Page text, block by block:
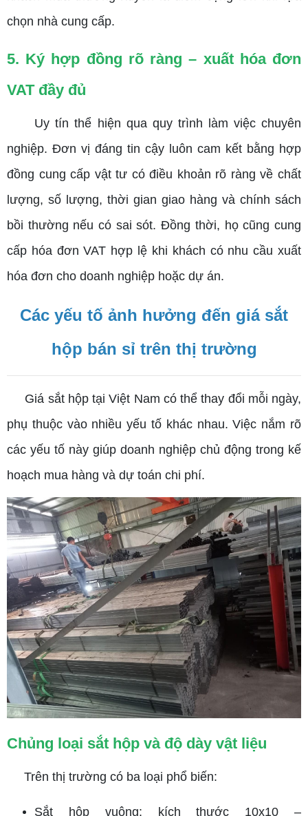
chọn nhà cung cấp.
5. Ký hợp đồng rõ ràng – xuất hóa đơn
VAT đầy đủ
Uy tín thể hiện qua quy trình làm việc chuyên
nghiệp. Đơn vị đáng tin cậy luôn cam kết bằng hợp
đồng cung cấp vật tư có điều khoản rõ ràng về chất
lượng, số lượng, thời gian giao hàng và chính sách
bồi thường nếu có sai sót. Đồng thời, họ cũng cung
cấp hóa đơn VAT hợp lệ khi khách có nhu cầu xuất
hóa đơn cho doanh nghiệp hoặc dự án.
Các yếu tố ảnh hưởng đến giá sắt
hộp bán sỉ trên thị trường
Giá sắt hộp tại Việt Nam có thể thay đổi mỗi ngày,
phụ thuộc vào nhiều yếu tố khác nhau. Việc nắm rõ
các yếu tố này giúp doanh nghiệp chủ động trong kế
hoạch mua hàng và dự toán chi phí.
Chủng loại sắt hộp và độ dày vật liệu
Trên thị trường có ba loại phổ biến:
Sắt hộp vuông: kích thước 10x10 –